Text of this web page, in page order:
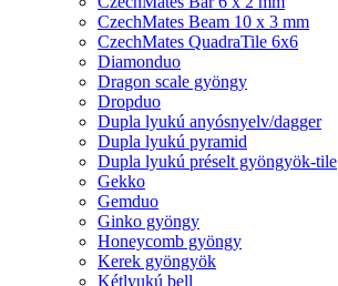
CzechMates Beam 10 x 3 mm
CzechMates QuadraTile 6x6
Diamonduo
Dragon scale gyöngy
Dropduo
Dupla lyukú anyósnyelv/dagger
Dupla lyukú pyramid
Dupla lyukú préselt gyöngyök-tile
Gekko
Gemduo
Ginko gyöngy
Honeycomb gyöngy
Kerek gyöngyök
Kétlyukú bell